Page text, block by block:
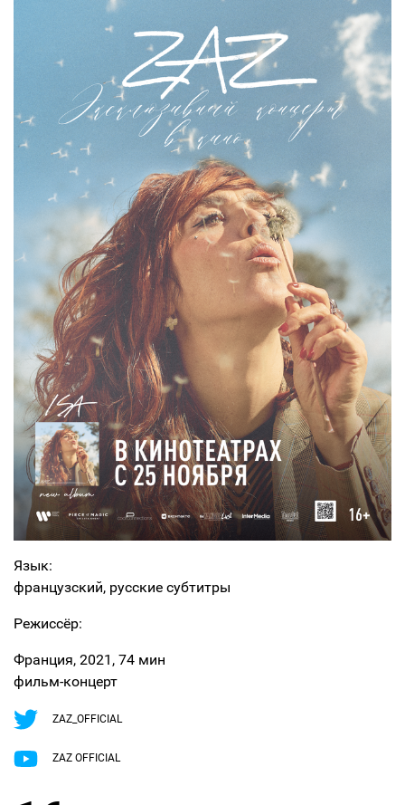
Язык:
французский, русские субтитры
Режиссёр:
Франция, 2021, 74 мин
фильм-концерт
ZAZ_OFFICIAL
ZAZ OFFICIAL